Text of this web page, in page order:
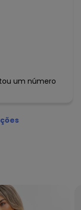
um número